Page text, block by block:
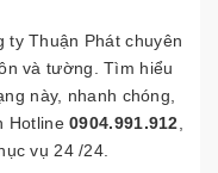
ty Thuận Phát chuyên
và tường. Tìm hiểu
này, nhanh chóng,
Hotline0904.991.912
vụ 24 /24.